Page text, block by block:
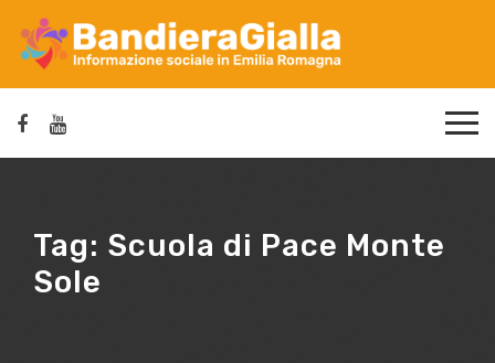
Tag: Scuola di Pace Monte
Sole